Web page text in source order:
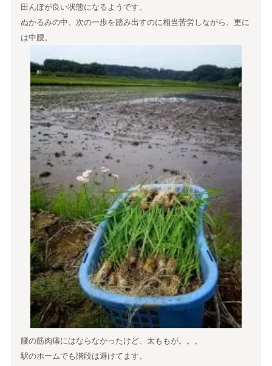
田んぼが良い状態になるようです。
ぬかるみの中、次の一歩を踏み出すのに相当苦労しながら、更に
は中腰。
腰の筋肉痛にはならなかったけど、太ももが。。。
駅のホームでも階段は避けてます。